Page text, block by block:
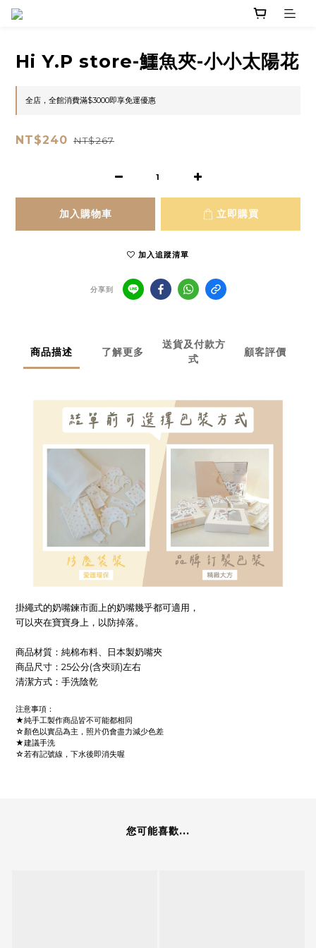
Hi Y.P store-鱷魚夾-小小太陽花
全店，全館消費滿$3000即享免運優惠
NT$240 NT$267
加入購物車 立即購買
加入追蹤清單
分享到
商品描述 了解更多
送貨及付款方
式
顧客評價
掛繩式的奶嘴鍊市面上的奶嘴幾乎都可適用，
可以夾在寶寶身上，以防掉落。
商品材質： 純棉布料、日本製奶嘴夾
商品尺寸：25公分(含夾頭)左右
清潔方式：手洗陰乾
注意事項：
★純手工製作商品皆不可能都相同
☆顏色以實品為主，照片仍會盡力減少色差
★建議手洗
☆若有記號線，下水後即消失喔
您可能喜歡...